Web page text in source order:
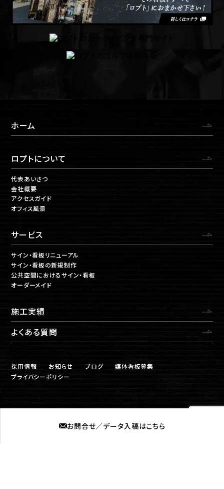
お問合せ／データ入稿はこちら
ホーム
ロプトについて
代表あいさつ
会社概要
アクセスガイド
オフィス風景
サービス
サイン・看板リニューアル
サイン・看板の新規制作
公共空間におけるサイン・看板
オーダーメイド
施工実績
よくある質問
採用情報 お知らせ ブログ
媒体看板募集
プライバシーポリシー